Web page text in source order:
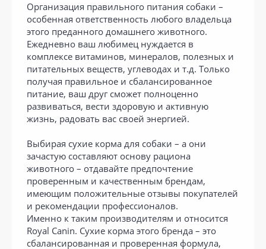
Организация правильного питания собаки –
особенная ответственность любого владельца
этого преданного домашнего животного.
Ежедневно ваш любимец нуждается в
комплексе витаминов, минералов, полезных и
питательных веществ, углеводах и т.д. Только
получая правильное и сбалансированное
питание, ваш друг сможет полноценно
развиваться, вести здоровую и активную
жизнь, радовать вас своей энергией.
Выбирая сухие корма для собаки – а они
зачастую составляют основу рациона
животного – отдавайте предпочтение
проверенным и качественным брендам,
имеющим положительные отзывы покупателей
и рекомендации профессионалов.
Именно к таким производителям и относится
Royal Canin. Сухие корма этого бренда – это
сбалансированная и проверенная формула,